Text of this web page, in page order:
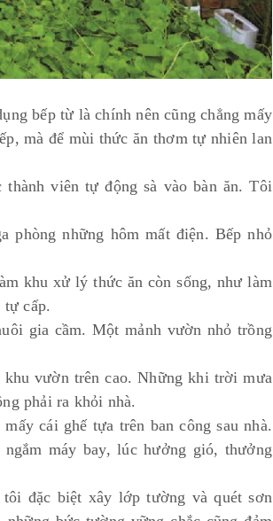
bếp từ là chính nên cũng chẳng mấy
mà để mùi thức ăn thơm tự nhiên lan
viên tự động sà vào bàn ăn. Tôi
phòng những hôm mất điện. Bếp nhỏ
khu xử lý thức ăn còn sống, như làm
cấp.
gia cầm. Một mảnh vườn nhỏ trồng
vườn trên cao. Những khi trời mưa
phải ra khỏi nhà.
cái ghế tựa trên ban công sau nhà.
máy bay, lúc hưởng gió, thưởng
đặc biệt xây lớp tường và quét sơn